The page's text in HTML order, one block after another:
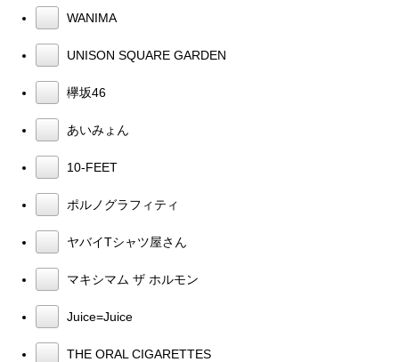
WANIMA
UNISON SQUARE GARDEN
欅坂46
あいみょん
10-FEET
ポルノグラフィティ
ヤバイTシャツ屋さん
マキシマム ザ ホルモン
Juice=Juice
THE ORAL CIGARETTES